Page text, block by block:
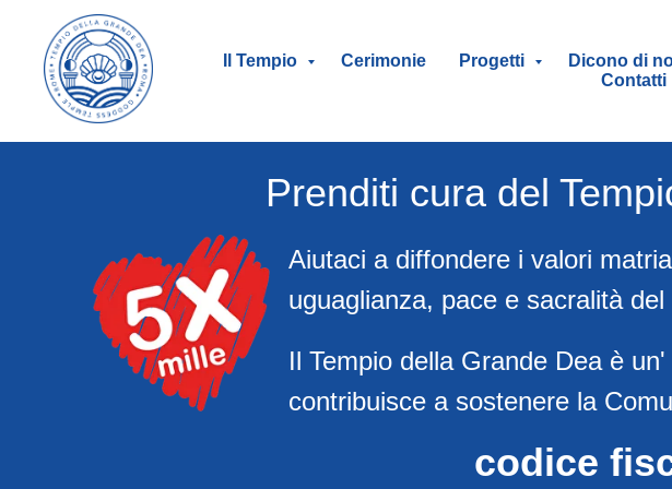
Prenditi cura del
Aiutaci a diffondere i valori
uguaglianza, pace e sacralità del
Il Tempio della Grande Dea è
contribuisce a sostenere la
codice
Il Tempio Cerimonie Progetti Dicono di
Contatti